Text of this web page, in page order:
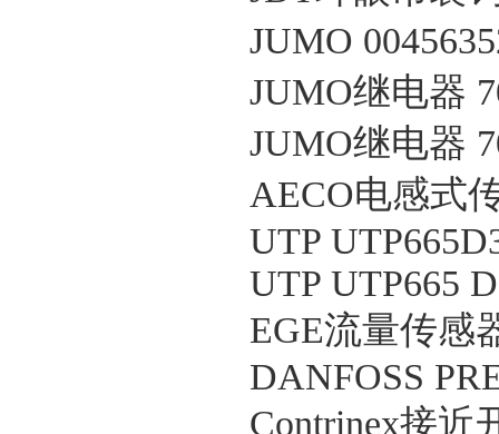
JUMO
JUMO继电器
JUMO继电器
AECO电感式
UTP
UTP UTP665
EGE流量传感
DANFOSS
Contrinex接近